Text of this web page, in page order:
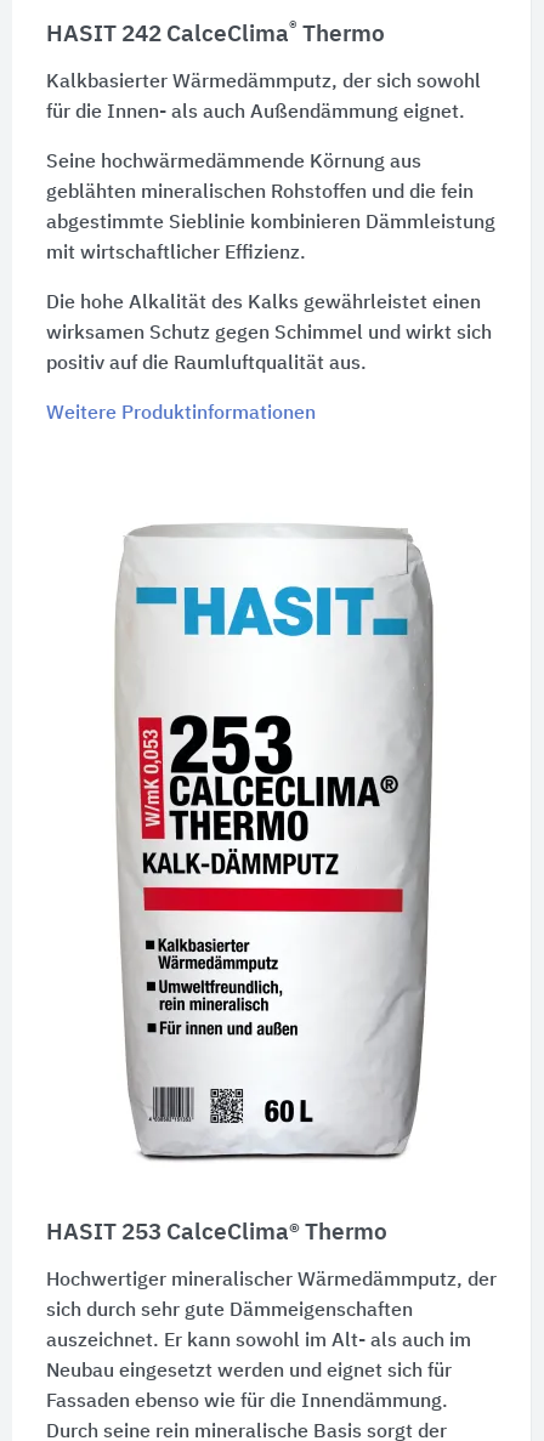
HASIT 242 CalceClima® Thermo
Kalkbasierter Wärmedämmputz, der sich sowohl
für die Innen- als auch Außendämmung eignet.
Seine hochwärmedämmende Körnung aus
geblähten mineralischen Rohstoffen und die fein
abgestimmte Sieblinie kombinieren Dämmleistung
mit wirtschaftlicher Effizienz.
Die hohe Alkalität des Kalks gewährleistet einen
wirksamen Schutz gegen Schimmel und wirkt sich
positiv auf die Raumluftqualität aus.
Weitere Produktinformationen
HASIT 253 CalceClima® Thermo
Hochwertiger mineralischer Wärmedämmputz, der
sich durch sehr gute Dämmeigenschaften
auszeichnet. Er kann sowohl im Alt- als auch im
Neubau eingesetzt werden und eignet sich für
Fassaden ebenso wie für die Innendämmung.
Durch seine rein mineralische Basis sorgt der